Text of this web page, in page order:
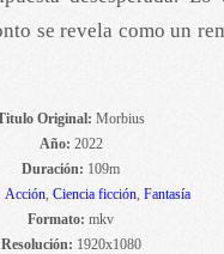
se revela como un
Original: Morbius
Año: 2022
Duración: 109m
Acción, Ciencia ficción, Fantasía
Formato: mkv
Resolución: 1920x1080